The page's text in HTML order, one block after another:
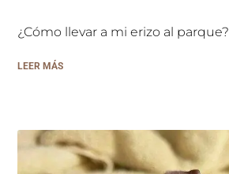
¿Cómo llevar a mi erizo al parque?
LEER MÁS